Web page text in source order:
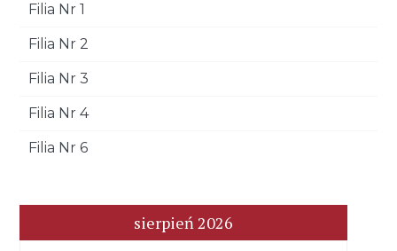
Filia Nr 1
Filia Nr 2
Filia Nr 3
Filia Nr 4
Filia Nr 6
sierpień 2026